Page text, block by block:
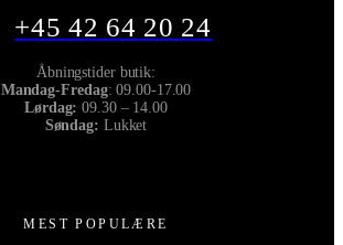
+45 42 64 20 24
Åbningstider butik:
Mandag-Fredag: 09.00-17.00
Lørdag:09.30 – 14.00
Søndag: Lukket
MEST POPULÆRE